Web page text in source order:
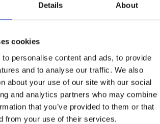
Details About
cookies
personalise content and ads, to provide
and to analyse our traffic. We also
about your use of our site with our social
and analytics partners who may combine
that you’ve provided to them or that
from your use of their services.
utiles, l'argent et les guichets
soins médicaux, les églises, les jours
etc. Apprenez comment planifier
et tous les avantages offerts
panne de voiture.